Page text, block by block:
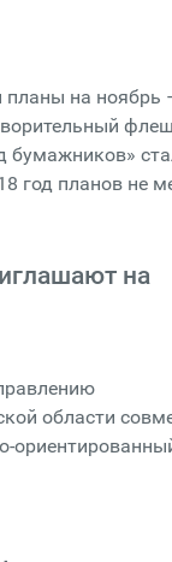
планы на ноябрь
бумажников»
год планов не
на
области